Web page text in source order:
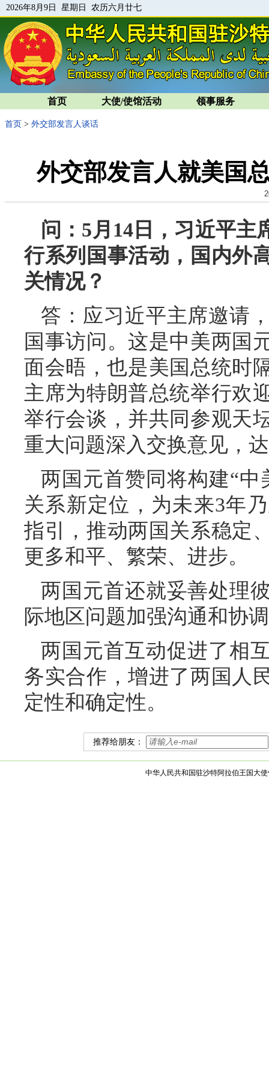
2026年8月9日 星期日 农历六月廿七
首页 大使/使馆活动 领事服务
首页 > 外交部发言人谈话
外交部发言人就美国
问：5月14日，习近平主
行系列国事活动，国内外
关情况？
答：应习近平主席邀请
国事访问。这是中美两国
面会晤，也是美国总统时
主席为特朗普总统举行欢
举行会谈，并共同参观天
重大问题深入交换意见，
两国元首赞同将构建“
关系新定位，为未来3年
指引，推动两国关系稳定
更多和平、繁荣、进步。
两国元首还就妥善处理
际地区问题加强沟通和协
两国元首互动促进了相
务实合作，增进了两国人
定性和确定性。
推荐给朋友：
中华人民共和国驻沙特阿拉伯王国大使